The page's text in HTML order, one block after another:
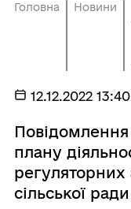
Головна Новини
12.12.2022 13:40
плану
регуляторних
сільської